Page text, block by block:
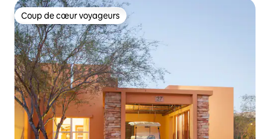
Coup de cœur voyageurs
Coup de cœur voyageurs